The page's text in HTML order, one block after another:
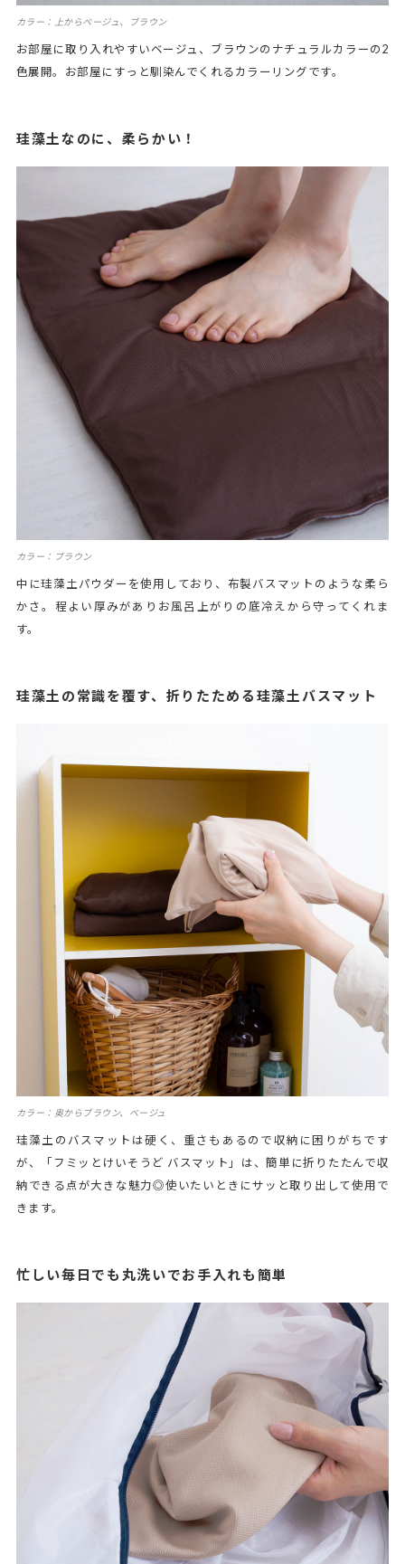
カラー：上からベージュ、ブラウン
お部屋に取り入れやすいベージュ、ブラウンのナチュラルカラーの2
色展開。お部屋にすっと馴染んでくれるカラーリングです。
珪藻土なのに、柔らかい！
カラー：ブラウン
中に珪藻土パウダーを使用しており、布製バスマットのような柔ら
かさ。程よい厚みがありお風呂上がりの底冷えから守ってくれま
す。
珪藻土の常識を覆す、折りたためる珪藻土バスマット
カラー：奥からブラウン、ベージュ
珪藻土のバスマットは硬く、重さもあるので収納に困りがちです
が、「フミッとけいそうど バスマット」は、簡単に折りたたんで収
納できる点が大きな魅力◎使いたいときにサッと取り出して使用で
きます。
忙しい毎日でも丸洗いでお手入れも簡単